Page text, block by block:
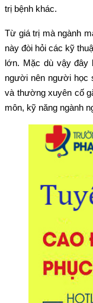
trị bệnh khác.
Từ giá trị mà ngành
này đòi hỏi các kỹ
lớn. Mặc dù vậy đây
người nên người học
và thường xuyên cố
môn, kỹ năng ngành